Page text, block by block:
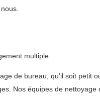
multiple.
de bureau, qu’il soit petit
Nos équipes de